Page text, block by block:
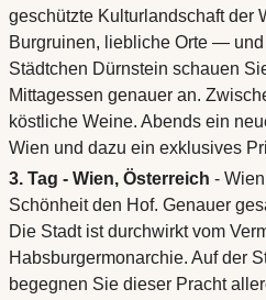
geschützte Kulturlandschaft der
Burgruinen, liebliche Orte —
Städtchen Dürnstein schauen
Mittagessen genauer an.
köstliche Weine. Abends ein
Wien und dazu ein exklusives
3. Tag - Wien, Österreich -
Schönheit den Hof. Genauer
Die Stadt ist durchwirkt vom
Habsburgermonarchie. Auf der
begegnen Sie dieser Pracht